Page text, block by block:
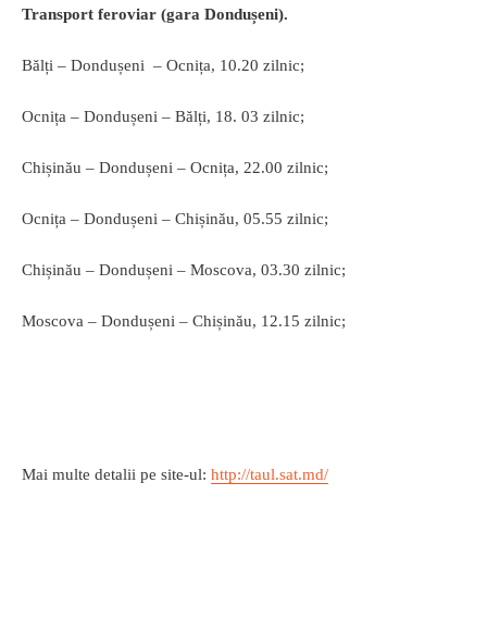
Transport feroviar (gara Dondușeni).
Bălți – Dondușeni – Ocnița, 10.20 zilnic;
Ocnița – Dondușeni – Bălți, 18. 03 zilnic;
Chișinău – Dondușeni – Ocnița, 22.00 zilnic;
Ocnița – Dondușeni – Chișinău, 05.55 zilnic;
Chișinău – Dondușeni – Moscova, 03.30 zilnic;
Moscova – Dondușeni – Chișinău, 12.15 zilnic;
Mai multe detalii pe site-ul: http://taul.sat.md/